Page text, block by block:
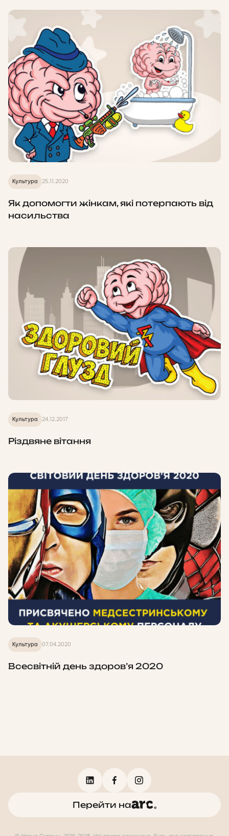
Культура 25.11.2020
Як допомогти жінкам, які потерпають від
насильства
Культура 24.12.2017
Різдвяне вітання
Культура 07.04.2020
Всесвітній день здоров’я 2020
Перейти на